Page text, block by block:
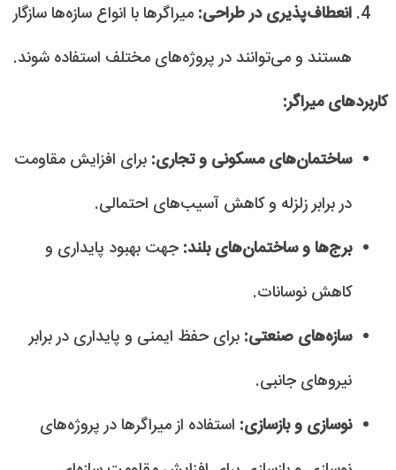
انعطاف‌پذیری در طراحی: میراگرها با انواع سازه‌ها سازگار
هستند و می‌توانند در پروژه‌های مختلف استفاده شوند.
کاربردهای میراگر:
ساختمان‌های مسکونی و تجاری: برای افزایش مقاومت
در برابر زلزله و کاهش آسیب‌های احتمالی.
برج‌ها و ساختمان‌های بلند: جهت بهبود پایداری و
کاهش نوسانات.
سازه‌های صنعتی: برای حفظ ایمنی و پایداری در برابر
نیروهای جانبی.
نوسازی و بازسازی: استفاده از میراگرها در پروژه‌های